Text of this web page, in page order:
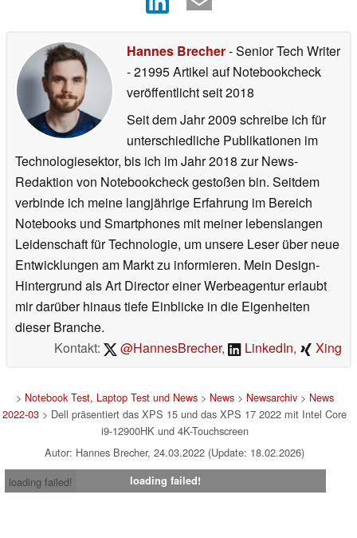
Hannes Brecher- Senior Tech Writer
- 21995 Artikel auf Notebookcheck
veröffentlichtseit 2018
Seit dem Jahr 2009 schreibe ich für
unterschiedliche Publikationen im
Technologiesektor, bis ich im Jahr 2018 zur News-
Redaktion von Notebookcheck gestoßen bin. Seitdem
verbinde ich meine langjährige Erfahrung im Bereich
Notebooks und Smartphones mit meiner lebenslangen
Leidenschaft für Technologie, um unsere Leser über neue
Entwicklungen am Markt zu informieren. Mein Design-
Hintergrund als Art Director einer Werbeagentur erlaubt
mir darüber hinaus tiefe Einblicke in die Eigenheiten
dieser Branche.
Kontakt:
@HannesBrecher, LinkedIn, Xing
> Notebook Test, Laptop Test und News> News> Newsarchiv> News
2022-03 > Dell präsentiert das XPS 15 und das XPS 17 2022 mit Intel Core
i9-12900HK und 4K-Touchscreen
Autor: Hannes Brecher, 24.03.2022 (Update: 18.02.2026)
loading failed!
loading failed!